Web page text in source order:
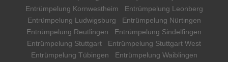
Entrümpelung Kornwestheim
Entrümpelung Leonberg
Entrümpelung Ludwigsburg
Entrümpelung Nürtingen
Entrümpelung Reutlingen
Entrümpelung Sindelfingen
Entrümpelung Stuttgart
Entrümpelung Stuttgart West
Entrümpelung Tübingen
Entrümpelung Waiblingen